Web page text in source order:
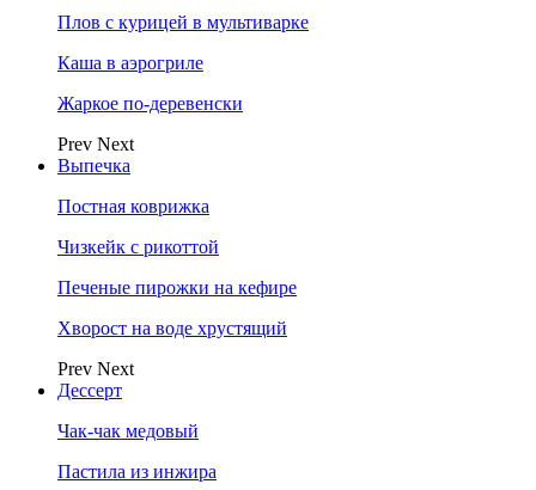
Плов с курицей в мультиварке
Каша в аэрогриле
Жаркое по-деревенски
Prev Next
Выпечка
Постная коврижка
Чизкейк с рикоттой
Печеные пирожки на кефире
Хворост на воде хрустящий
Prev Next
Дессерт
Чак-чак медовый
Пастила из инжира